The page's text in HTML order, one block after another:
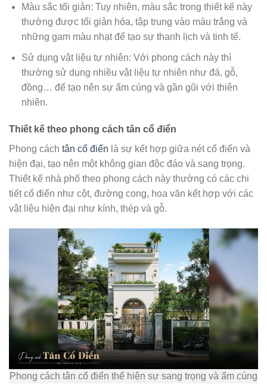
Màu sắc tối giản: Tuy nhiên, màu sắc trong thiết kế này
thường được tối giản hóa, tập trung vào màu trắng và
những gam màu nhạt để tạo sự thanh lịch và tinh tế.
Sử dụng vật liệu tự nhiên: Với phong cách này thì
thường sử dụng nhiều vật liệu tự nhiên như đá, gỗ,
đồng… để tạo nên sự ấm cúng và gần gũi với thiên
nhiên.
Thiết kế theo phong cách tân cổ điển
Phong cách tân cổ điển là sự kết hợp giữa nét cổ điển và
hiện đại, tạo nên một không gian độc đáo và sang trọng.
Thiết kế nhà phố theo phong cách này thường có các chi
tiết cổ điển như cột, đường cong, hoa văn kết hợp với các
vật liệu hiện đại như kính, thép và gỗ.
Phong cách tân cổ điển thể hiện sự sang trọng và ấm cúng